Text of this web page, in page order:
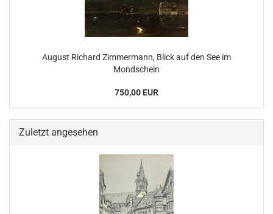
August Richard Zimmermann, Blick auf den See im
Mondschein
750,00 EUR
Zuletzt angesehen